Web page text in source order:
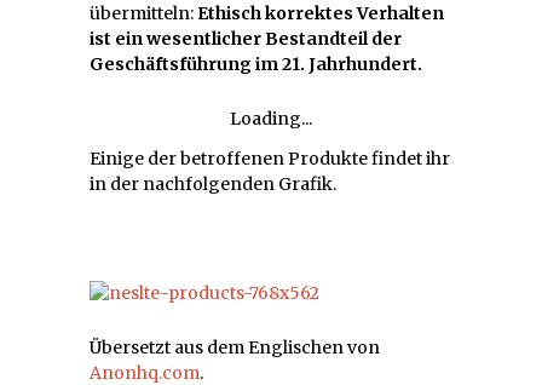
übermitteln:Ethisch korrektes Verhalten
ist ein wesentlicher Bestandteil der
Geschäftsführung im 21. Jahrhundert.
Loading...
Einige der betroffenen Produkte findet ihr
in der nachfolgenden Grafik.
Übersetzt aus dem Englischen von
Anonhq.com.